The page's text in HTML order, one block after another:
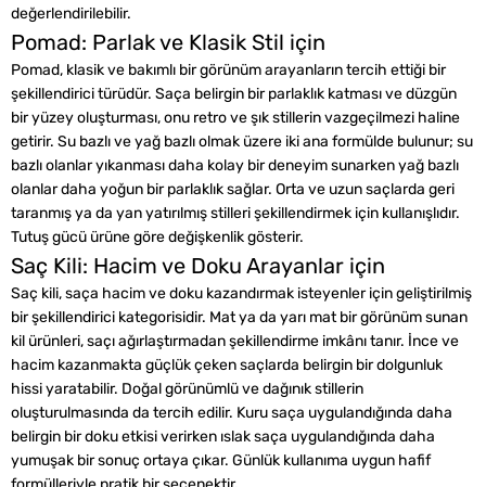
değerlendirilebilir.
Pomad: Parlak ve Klasik Stil için
Pomad, klasik ve bakımlı bir görünüm arayanların tercih ettiği bir
şekillendirici türüdür. Saça belirgin bir parlaklık katması ve düzgün
bir yüzey oluşturması, onu retro ve şık stillerin vazgeçilmezi haline
getirir. Su bazlı ve yağ bazlı olmak üzere iki ana formülde bulunur; su
bazlı olanlar yıkanması daha kolay bir deneyim sunarken yağ bazlı
olanlar daha yoğun bir parlaklık sağlar. Orta ve uzun saçlarda geri
taranmış ya da yan yatırılmış stilleri şekillendirmek için kullanışlıdır.
Tutuş gücü ürüne göre değişkenlik gösterir.
Saç Kili: Hacim ve Doku Arayanlar için
Saç kili, saça hacim ve doku kazandırmak isteyenler için geliştirilmiş
bir şekillendirici kategorisidir. Mat ya da yarı mat bir görünüm sunan
kil ürünleri, saçı ağırlaştırmadan şekillendirme imkânı tanır. İnce ve
hacim kazanmakta güçlük çeken saçlarda belirgin bir dolgunluk
hissi yaratabilir. Doğal görünümlü ve dağınık stillerin
oluşturulmasında da tercih edilir. Kuru saça uygulandığında daha
belirgin bir doku etkisi verirken ıslak saça uygulandığında daha
yumuşak bir sonuç ortaya çıkar. Günlük kullanıma uygun hafif